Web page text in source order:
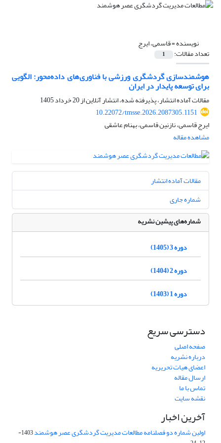
نویسنده =قاسمی، ایرج
تعداد مقالات: 1
هوشمندسازی گردشگری ورزشی با فناوری‌های داده‌محور: الگویی
برای توسعه پایدار در ایران
مقالات آماده انتشار، پذیرفته شده، انتشار آنلاین از20 خرداد 1405
10.22072/tmsse.2026.2087305.1151
ایرج قاسمی، نازنین قاسمی، بهنام عاشقی
مشاهده مقاله
مقالات آماده انتشار
شماره جاری
شماره‌های پیشین نشریه
دوره 3 (1405)
دوره 2 (1404)
دوره 1 (1403)
دسترسی سریع
صفحه اصلی
درباره نشریه
اعضای هیات تحریریه
ارسال مقاله
تماس با ما
نقشه سایت
آخرین اخبار
اولین شماره دو فصلنامه مطالعات مدیریت گردشگری عصر هوشمند
1403-